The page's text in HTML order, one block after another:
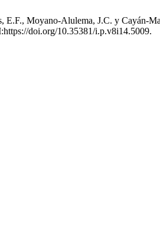
E.F., Moyano-Alulema, J.C. y Cayán-
doi.org/10.35381/i.p.v8i14.5009.